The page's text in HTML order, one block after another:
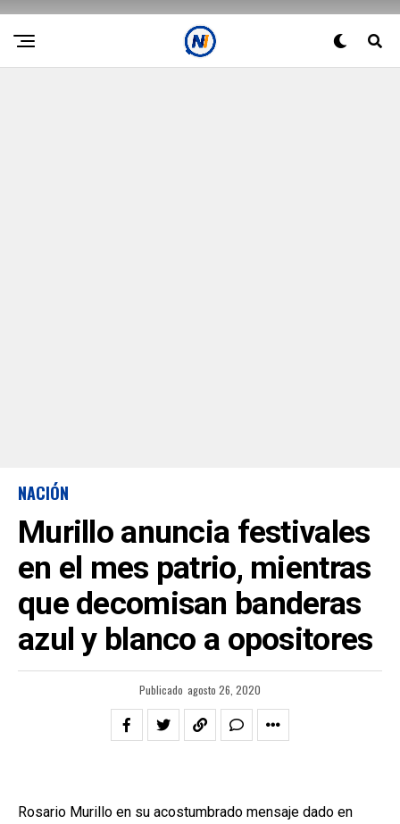
NACIÓN
Murillo anuncia festivales
en el mes patrio, mientras
que decomisan banderas
azul y blanco a opositores
Publicado agosto 26, 2020
Rosario Murillo en su acostumbrado mensaje dado en